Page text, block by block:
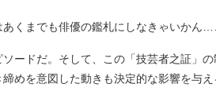
くまでも俳優の鑑札にしなきゃいかん
ドだ。そして、この「技芸者之証」
めを意図した動きも決定的な影響を与